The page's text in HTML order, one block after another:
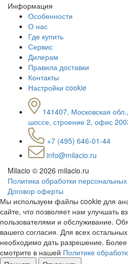
Информация
Особенности
О нас
Где купить
Сервис
Дилерам
Правила доставки
Контакты
Настройки cookie
141407, Московская
шоссе, строение 2, офис
+7 (495) 646-01-44
info@milacio.ru
Milacio © 2026 milacio.ru
Политика обработки
Договор оферты
Мы используем файлы cookie для
сайте, что позволяет нам улучшать
пользователями и обслуживание.
вашего согласия. Для всех
необходимо дать разрешение.
смотрите в нашей Политике